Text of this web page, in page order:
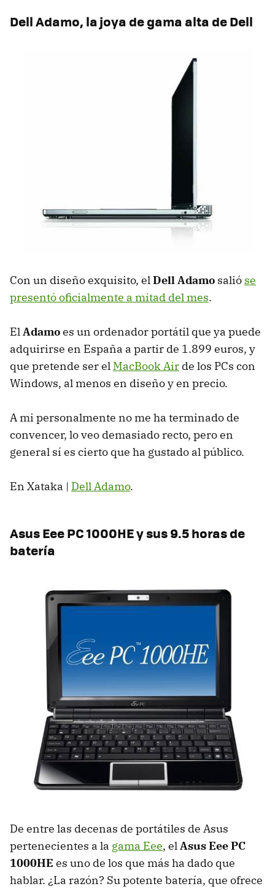
Dell Adamo, la joya de gama alta de Dell
Con un diseño exquisito, el Dell Adamo salió se
presentó oficialmente a mitad del mes.
El Adamoes un ordenador portátil que ya puede
adquirirse en España a partir de 1.899 euros, y
que pretende ser el MacBook Air de los PCs con
Windows, al menos en diseño y en precio.
A mi personalmente no me ha terminado de
convencer, lo veo demasiado recto, pero en
general sí es cierto que ha gustado al público.
En Xataka | Dell Adamo.
Asus Eee PC 1000HE y sus 9.5 horas de
batería
De entre las decenas de portátiles de Asus
pertenecientes a la gama Eee, elAsus Eee PC
1000HE es uno de los que más ha dado que
hablar. ¿La razón? Su potente batería, que ofrece